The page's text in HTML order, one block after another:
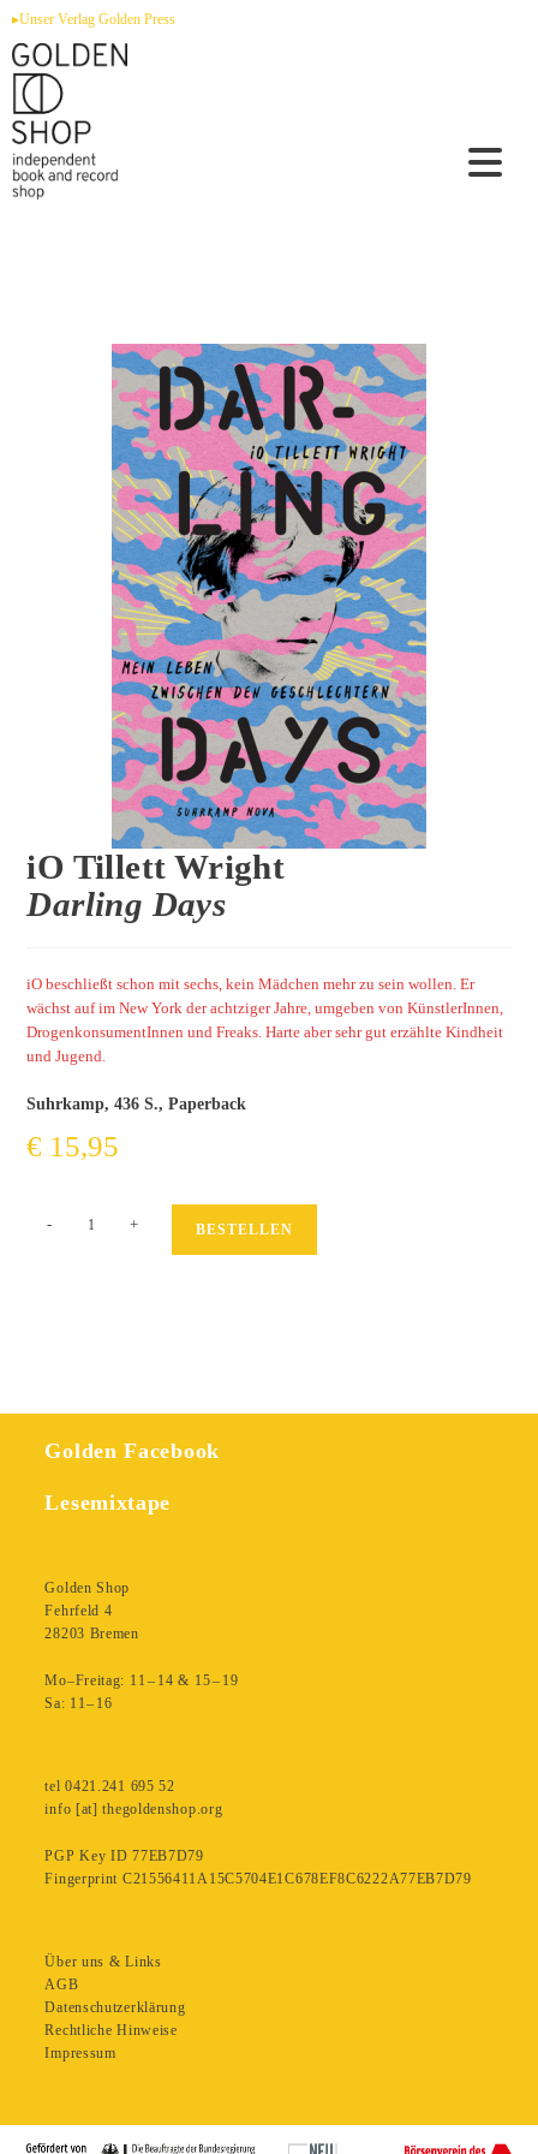
Zum
springen
▸Unser Verlag Golden Press
iO Tillett Wright
Darling Days
iO beschließt schon mit sechs, kein Mädchen mehr zu sein wollen. Er
wächst auf im New York der achtziger Jahre, umgeben von KünstlerInnen,
DrogenkonsumentInnen und Freaks. Harte aber sehr gut erzählte Kindheit
und Jugend.
Suhrkamp, 436 S., Paperback
€ 15,95
- + BESTELLEN
Golden Facebook
Lesemixtape
Golden Shop
Fehrfeld 4
28203 Bremen
Mo–Freitag: 11 – 14 & 15 – 19
Sa: 11– 16
tel 0421.241 695 52
info [at] thegoldenshop.org
PGP Key ID 77EB7D79
Fingerprint C21556411A15C5704E1C678EF8C6222A77EB7D79
Über uns & Links
AGB
Datenschutzerklärung
Rechtliche Hinweise
Impressum